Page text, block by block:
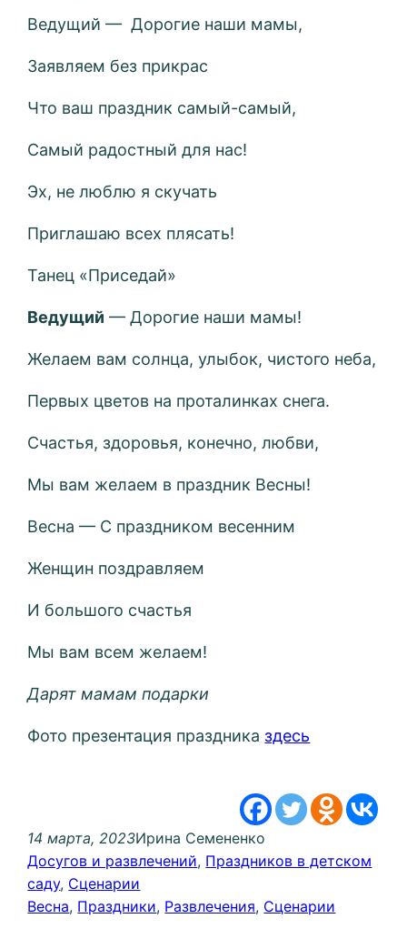
Ведущий — Дорогие наши мамы,
Заявляем без прикрас
Что ваш праздник самый-самый,
Самый радостный для нас!
Эх, не люблю я скучать
Приглашаю всех плясать!
Танец «Приседай»
Ведущий — Дорогие наши мамы!
Желаем вам солнца, улыбок, чистого неба,
Первых цветов на проталинках снега.
Счастья, здоровья, конечно, любви,
Мы вам желаем в праздник Весны!
Весна — С праздником весенним
Женщин поздравляем
И большого счастья
Мы вам всем желаем!
Дарят мамам подарки
Фото презентация праздника здесь
14 марта, 2023Ирина Семененко
Досугов и развлечений, Праздников в детском
саду, Сценарии
Весна, Праздники, Развлечения, Сценарии